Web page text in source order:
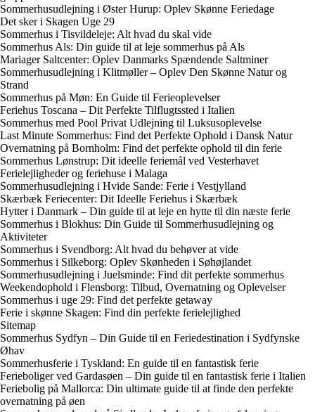
Sommerhusudlejning i Øster Hurup: Oplev Skønne Feriedage
Det sker i Skagen Uge 29
Sommerhus i Tisvildeleje: Alt hvad du skal vide
Sommerhus Als: Din guide til at leje sommerhus på Als
Mariager Saltcenter: Oplev Danmarks Spændende Saltminer
Sommerhusudlejning i Klitmøller – Oplev Den Skønne Natur og
Strand
Sommerhus på Møn: En Guide til Ferieoplevelser
Feriehus Toscana – Dit Perfekte Tilflugtssted i Italien
Sommerhus med Pool Privat Udlejning til Luksusoplevelse
Last Minute Sommerhus: Find det Perfekte Ophold i Dansk Natur
Overnatning på Bornholm: Find det perfekte ophold til din ferie
Sommerhus Lønstrup: Dit ideelle feriemål ved Vesterhavet
Ferielejligheder og feriehuse i Malaga
Sommerhusudlejning i Hvide Sande: Ferie i Vestjylland
Skærbæk Feriecenter: Dit Ideelle Feriehus i Skærbæk
Hytter i Danmark – Din guide til at leje en hytte til din næste ferie
Sommerhus i Blokhus: Din Guide til Sommerhusudlejning og
Aktiviteter
Sommerhus i Svendborg: Alt hvad du behøver at vide
Sommerhus i Silkeborg: Oplev Skønheden i Søhøjlandet
Sommerhusudlejning i Juelsminde: Find dit perfekte sommerhus
Weekendophold i Flensborg: Tilbud, Overnatning og Oplevelser
Sommerhus i uge 29: Find det perfekte getaway
Ferie i skønne Skagen: Find din perfekte ferielejlighed
Sitemap
Sommerhus Sydfyn – Din Guide til en Feriedestination i Sydfynske
Øhav
Sommerhusferie i Tyskland: En guide til en fantastisk ferie
Ferieboliger ved Gardasøen – Din guide til en fantastisk ferie i Italien
Feriebolig på Mallorca: Din ultimate guide til at finde den perfekte
overnatning på øen